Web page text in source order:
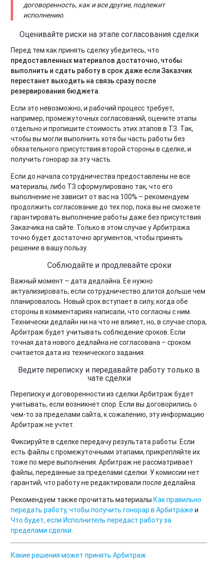
договоренность, как и все другие, подлежит
исполнению.
Оценивайте риски на этапе согласования сделки
Перед тем как принять сделку убедитесь, что
предоставленных материалов достаточно, чтобы
выполнить и сдать работу в срок даже если Заказчик
перестанет выходить на связь сразу после
резервирования бюджета.
Если это невозможно, и рабочий процесс требует,
например, промежуточных согласований, оцените этапы
отдельно и пропишите стоимость этих этапов в ТЗ. Так,
чтобы вы могли выполнить хотя бы часть работы без
обязательного присутствия второй стороны в сделке, и
получить гонорар за эту часть.
Если до начала сотрудничества предоставлены не все
материалы, либо ТЗ сформулировано так, что его
выполнение не зависит от вас на 100% – рекомендуем
продолжить согласование до тех пор, пока вы не сможете
гарантировать выполнение работы даже без присутствия
Заказчика на сайте. Только в этом случае у Арбитража
точно будет достаточно аргументов, чтобы принять
решение в вашу пользу.
Соблюдайте и продлевайте сроки
Важный момент – дата дедлайна. Ее нужно
актуализировать, если сотрудничество длится дольше чем
планировалось. Новый срок вступает в силу, когда обе
стороны в комментариях написали, что согласны с ним.
Технически дедлайн ни на что не влияет, но, в случае спора,
Арбитраж будет учитывать соблюдение сроков. Если
точная дата нового дедлайна не согласована – сроком
считается дата из технического задания.
Ведите переписку и передавайте работу только в
чате сделки
Переписку и договоренности из сделки Арбитраж будет
учитывать, если возникнет спор. Если вы договорились о
чем-то за пределами сайта, к сожалению, эту информацию
Арбитраж не учтет.
Фиксируйте в сделке передачу результата работы. Если
есть файлы с промежуточными этапами, прикрепляйте их
тоже по мере выполнения. Арбитраж не рассматривает
файлы, переданные за пределами сделки. У комиссии нет
гарантий, что работу не редактировали после дедлайна.
Рекомендуем также прочитать материалыКак правильно
передать работу, чтобы получить гонорар в Арбитражеи
Что будет, если Исполнитель передаст работу за
пределами сделки.
Какие решения может принять Арбитраж